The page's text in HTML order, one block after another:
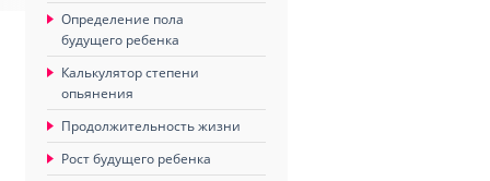
Определение пола
будущего ребенка
Калькулятор степени
опьянения
Продолжительность жизни
Рост будущего ребенка